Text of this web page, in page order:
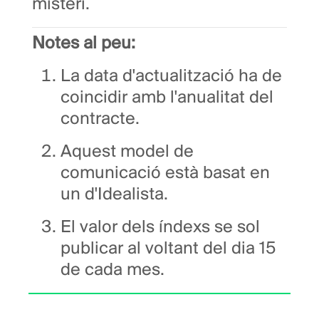
misteri.
Notes al peu:
La data d'actualització ha de
coincidir amb l'anualitat del
contracte.
Aquest model de
comunicació està basat en
un d'Idealista.
El valor dels índexs se sol
publicar al voltant del dia 15
de cada mes.